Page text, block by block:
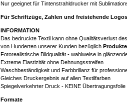
Nur geeignet für Tintenstrahldrucker mit
Für Schriftzüge, Zahlen und freistehende
INFORMATION
Das bedruckte Textil kann ohne Qualitätsverlust
von Hunderten unserer Kunden bezüglich
Fotorealistische Bildqualität - wahlweise in
Extreme Elastizität ohne Dehnungsstreifen
Waschbeständigkeit und Farbbrillanz für
Gleiches Druckergebnis auf allen Textilfarben
Spiegelverkehrter Druck - KEINE Übertragungsfolie
Formate